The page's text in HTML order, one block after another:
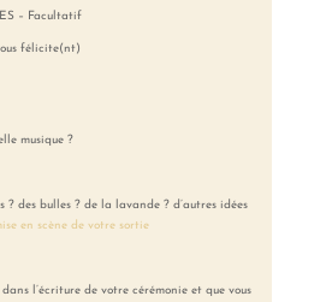
– Facultatif
félicite(nt)
musique ?
des bulles ? de la lavande ? d’autres idées
en scène de votre sortie
l’écriture de votre cérémonie et que vous